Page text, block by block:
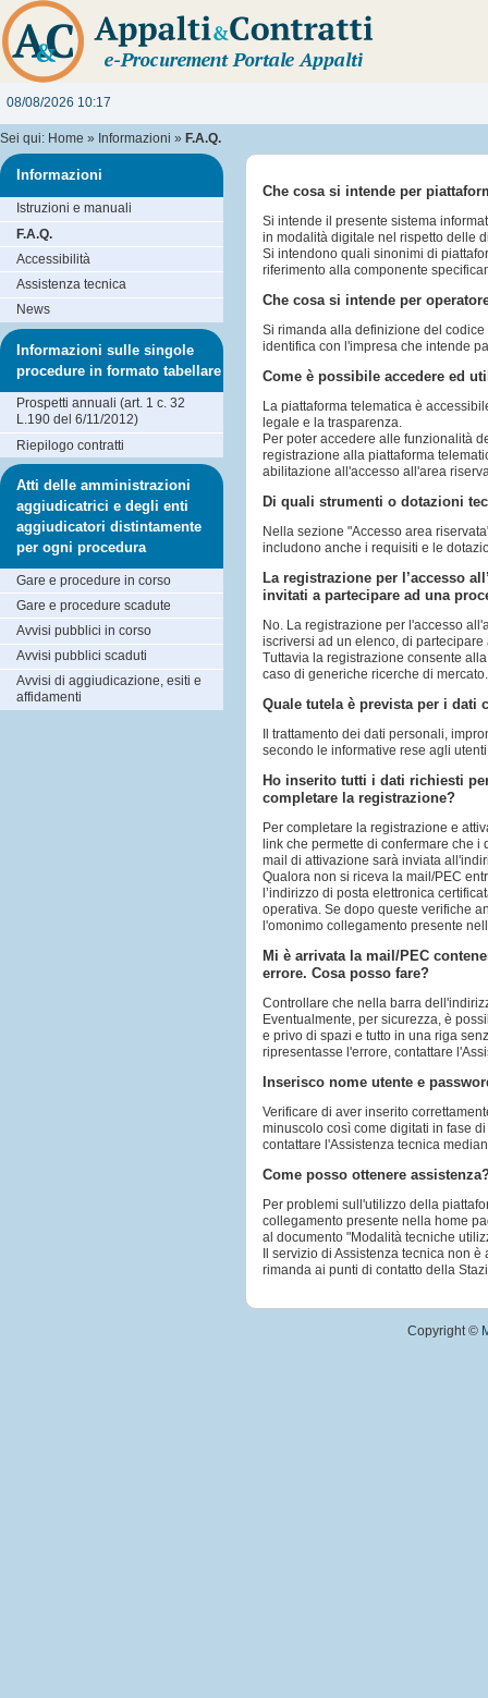
08/08/2026 10:17
Sei qui: Home » Informazioni » F.A.Q.
Che cosa si intende per
Si intende il presente sistema
in modalità digitale nel rispetto delle
Si intendono quali sinonimi di
riferimento alla componente
Che cosa si intende per
Si rimanda alla definizione del
identifica con l'impresa che intende
Come è possibile accedere ed
La piattaforma telematica è
legale e la trasparenza.
Per poter accedere alle funzionalità
registrazione alla piattaforma
abilitazione all'accesso all'area
Di quali strumenti o dotazioni
Nella sezione "Accesso area
includono anche i requisiti e le
La registrazione per l’accesso
invitati a partecipare ad una
No. La registrazione per l'accesso
iscriversi ad un elenco, di
Tuttavia la registrazione consente
caso di generiche ricerche di mercato.
Quale tutela è prevista per i dati
Il trattamento dei dati personali,
secondo le informative rese agli
Ho inserito tutti i dati richiesti
completare la registrazione?
Per completare la registrazione e
link che permette di confermare che
mail di attivazione sarà inviata
Qualora non si riceva la mail/PEC
l’indirizzo di posta elettronica
operativa. Se dopo queste verifiche
l'omonimo collegamento presente
Mi è arrivata la mail/PEC
errore. Cosa posso fare?
Controllare che nella barra
Eventualmente, per sicurezza, è
e privo di spazi e tutto in una riga
ripresentasse l'errore, contattare
Inserisco nome utente e
Verificare di aver inserito
minuscolo così come digitati in fase
contattare l'Assistenza tecnica
Come posso ottenere
Per problemi sull'utilizzo della
collegamento presente nella home
al documento "Modalità tecniche
Il servizio di Assistenza tecnica non
rimanda ai punti di contatto della
Informazioni
Istruzioni e manuali
F.A.Q.
Accessibilità
Assistenza tecnica
News
Informazioni sulle singole
procedure in formato tabellare
Prospetti annuali (art. 1 c. 32
L.190 del 6/11/2012)
Riepilogo contratti
Atti delle amministrazioni
aggiudicatrici e degli enti
aggiudicatori distintamente
per ogni procedura
Gare e procedure in corso
Gare e procedure scadute
Avvisi pubblici in corso
Avvisi pubblici scaduti
Avvisi di aggiudicazione, esiti e
affidamenti
Copyright ©